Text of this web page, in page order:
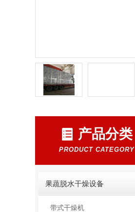
产品分类
PRODUCT CATEGORY
果蔬脱水干燥设备
带式干燥机